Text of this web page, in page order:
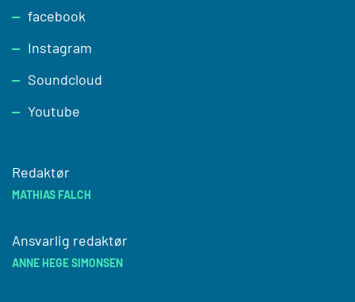
facebook
Instagram
Soundcloud
Youtube
Redaktør
MATHIAS FALCH
Ansvarlig redaktør
ANNE HEGE SIMONSEN